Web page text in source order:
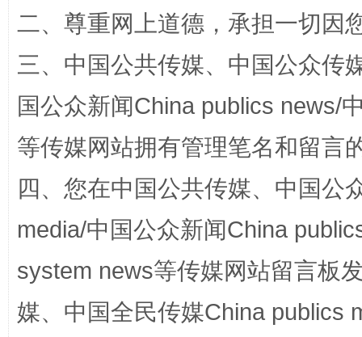
“蜀中异人”王建安的艺术幻境
完善运行机制助力责任有效落实 一纸欠
二、尊重网上道德，承担一切因
三、中国公共传媒、中国公众传
国公众新闻China publics news/
等传媒网站拥有管理笔名和留言
四、您在中国公共传媒、中国公
media/中国公众新闻China
system news等传媒网站留言板
媒、中国全民传媒China publics